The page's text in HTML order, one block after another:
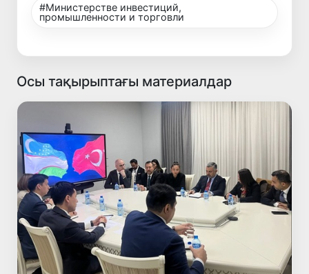
#Министерстве инвестиций,
промышленности и торговли
Осы тақырыптағы материалдар